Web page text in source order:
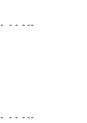
- - - - --
- - - - --